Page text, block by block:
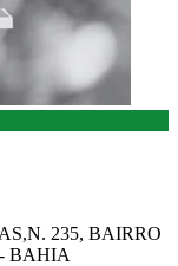
235, BAIRRO
BAHIA